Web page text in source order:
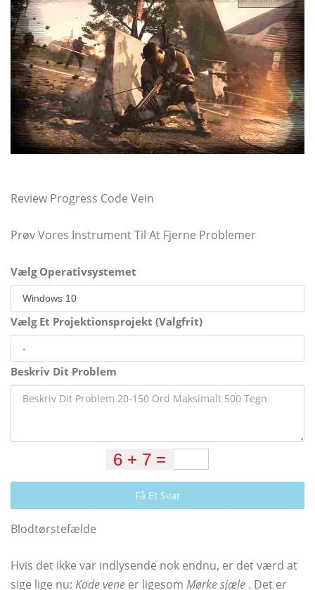
Review Progress Code Vein
Prøv Vores Instrument Til At Fjerne Problemer
Vælg Operativsystemet
Vælg Et Projektionsprojekt (Valgfrit)
Beskriv Dit Problem
Få Et Svar
Blodtørstefælde
Hvis det ikke var indlysende nok endnu, er det værd at
sige lige nu: Kode vene er ligesom Mørke sjæle . Det er